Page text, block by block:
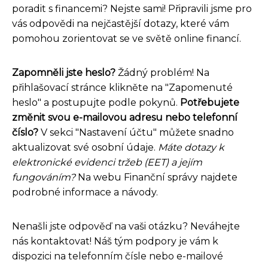
poradit s financemi? Nejste sami! Připravili jsme pro
vás odpovědi na nejčastější dotazy, které vám
pomohou zorientovat se ve světě online financí.
Zapomněli jste heslo? Žádný problém! Na
přihlašovací stránce klikněte na "Zapomenuté
heslo" a postupujte podle pokynů. Potřebujete
změnit svou e-mailovou adresu nebo telefonní
číslo? V sekci "Nastavení účtu" můžete snadno
aktualizovat své osobní údaje. Máte dotazy k
elektronické evidenci tržeb (EET) a jejím
fungováním?Na webu Finanční správy najdete
podrobné informace a návody.
Nenašli jste odpověď na vaši otázku? Neváhejte
nás kontaktovat! Náš tým podpory je vám k
dispozici na telefonním čísle nebo e-mailové